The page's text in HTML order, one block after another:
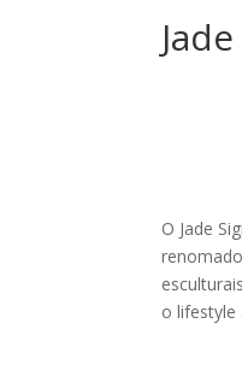
O Jade
o lifestyle